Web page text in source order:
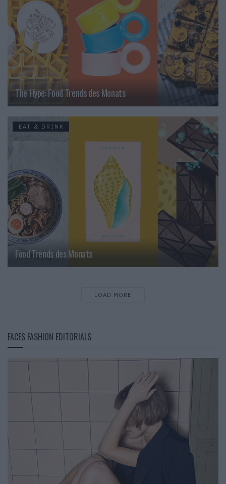
The Hype: Food Trends des Monats
EAT & DRINK
Food Trends des Monats
LOAD MORE
FACES FASHION EDITORIALS